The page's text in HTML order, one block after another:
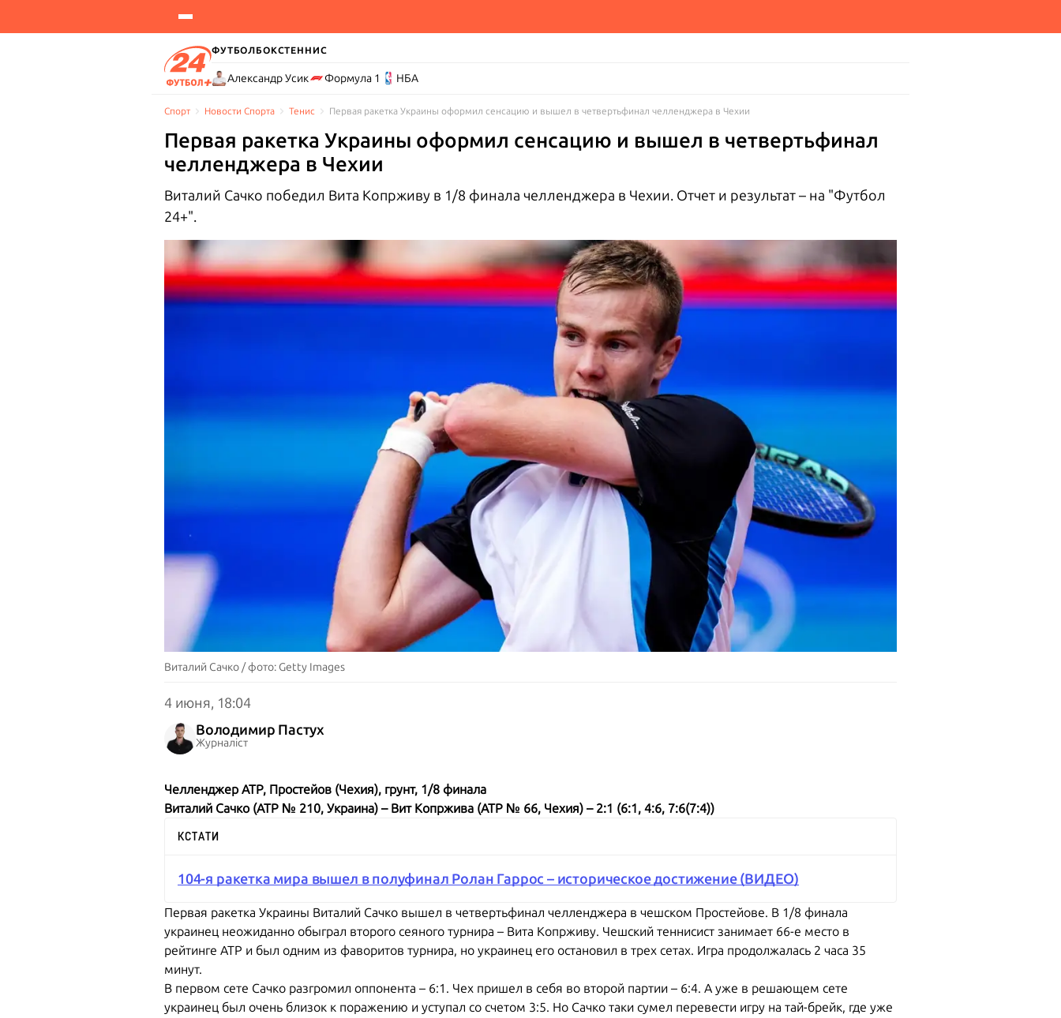
ФУТБОЛБОКСТЕННИС
Александр Усик Формула 1 НБА
Спорт Новости Cпорта Тенис Первая ракетка Украины оформил сенсацию и вышел в четвертьфинал челленджера в Чехии
Первая ракетка Украины оформил сенсацию и вышел в четвертьфинал
челленджера в Чехии
Виталий Сачко победил Вита Копрживу в 1/8 финала челленджера в Чехии. Отчет и результат – на "Футбол
24+".
Виталий Сачко / фото: Getty Images
4 июня, 18:04
Володимир Пастух
Журналіст
Челленджер ATP, Простейов (Чехия), грунт, 1/8 финала
Виталий Сачко (ATP № 210, Украина) – Вит Копржива (ATP № 66, Чехия) – 2:1 (6:1, 4:6, 7:6(7:4))
КСТАТИ
104-я ракетка мира вышел в полуфинал Ролан Гаррос – историческое достижение (ВИДЕО)
Первая ракетка Украины Виталий Сачко вышел в четвертьфинал челленджера в чешском Простейове. В 1/8 финала
украинец неожиданно обыграл второго сеяного турнира – Вита Копрживу. Чешский теннисист занимает 66-е место в
рейтинге ATP и был одним из фаворитов турнира, но украинец его остановил в трех сетах. Игра продолжалась 2 часа 35
минут.
В первом сете Сачко разгромил оппонента – 6:1. Чех пришел в себя во второй партии – 6:4. А уже в решающем сете
украинец был очень близок к поражению и уступал со счетом 3:5. Но Сачко таки сумел перевести игру на тай-брейк, где уже